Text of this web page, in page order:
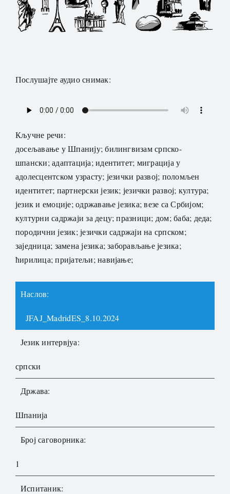
Послушајте аудио снимак:
Кључне речи:
досељавање у Шпанију; билингвизам српско-
шпански; адаптација; идентитет; миграција у
адолесцентском узрасту; језички развој; поломљен
идентитет; партнерски језик; језички развој; култура;
језик и емоције; одржавање језика; везе са Србијом;
културни садржаји за децу; празници; дом; баба; деда;
породични језик; језички садржаји на српском;
заједница; замена језика; заборављање језика;
ћирилица; пријатељи; навијање;
Наслов:
JFAJ_MadridES_8.10.2024
Језик интервјуа:
српски
Држава:
Шпанија
Број саговорника:
1
Испитаник: